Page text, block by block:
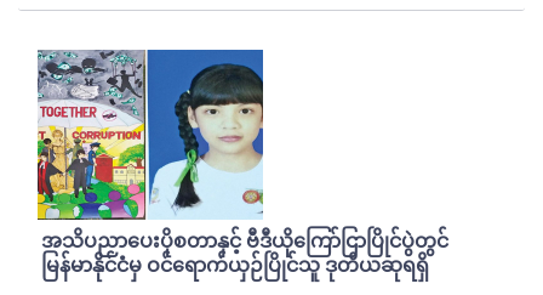
အသိပညာပေးပိုစတာနှင့် ဗီဒီယိုကြော်ငြာပြိုင်ပွဲတွင်
မြန်မာနိုင်ငံမှ ဝင်ရောက်ယှဉ်ပြိုင်သူ ဒုတိယဆုရရှိ